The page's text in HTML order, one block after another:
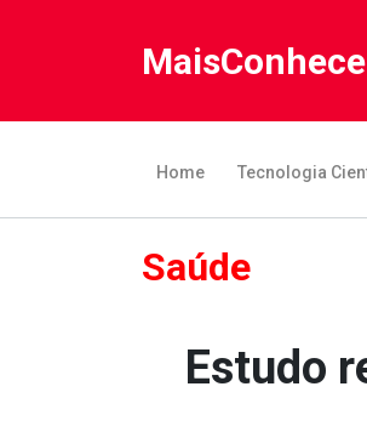
Home Tecnologia
Saúde
Estudo